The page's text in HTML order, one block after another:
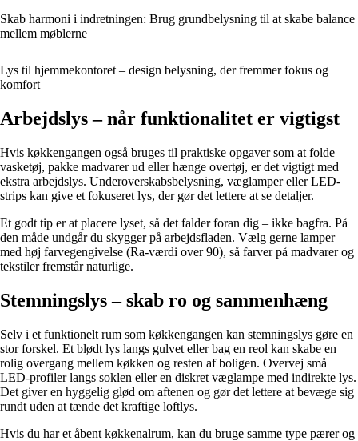
Skab harmoni i indretningen: Brug grundbelysning til at skabe balance
mellem møblerne
Lys til hjemmekontoret – design belysning, der fremmer fokus og
komfort
Arbejdslys – når funktionalitet er vigtigst
Hvis køkkengangen også bruges til praktiske opgaver som at folde
vasketøj, pakke madvarer ud eller hænge overtøj, er det vigtigt med
ekstra arbejdslys. Underoverskabsbelysning, væglamper eller LED-
strips kan give et fokuseret lys, der gør det lettere at se detaljer.
Et godt tip er at placere lyset, så det falder foran dig – ikke bagfra. På
den måde undgår du skygger på arbejdsfladen. Vælg gerne lamper
med høj farvegengivelse (Ra-værdi over 90), så farver på madvarer og
tekstiler fremstår naturlige.
Stemningslys – skab ro og sammenhæng
Selv i et funktionelt rum som køkkengangen kan stemningslys gøre en
stor forskel. Et blødt lys langs gulvet eller bag en reol kan skabe en
rolig overgang mellem køkken og resten af boligen. Overvej små
LED-profiler langs soklen eller en diskret væglampe med indirekte lys.
Det giver en hyggelig glød om aftenen og gør det lettere at bevæge sig
rundt uden at tænde det kraftige loftlys.
Hvis du har et åbent køkkenalrum, kan du bruge samme type pærer og